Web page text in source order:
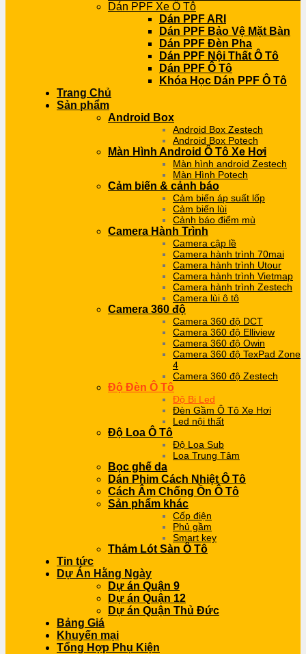
Dán PPF Xe Ô Tô
Dán PPF ARI
Dán PPF Bảo Vệ Mặt Bàn
Dán PPF Đèn Pha
Dán PPF Nội Thất Ô Tô
Dán PPF Ô Tô
Khóa Học Dán PPF Ô Tô
Trang Chủ
Sản phẩm
Android Box
Android Box Zestech
Android Box Potech
Màn Hình Android Ô Tô Xe Hơi
Màn hình android Zestech
Màn Hình Potech
Cảm biến & cảnh báo
Cảm biến áp suất lốp
Cảm biến lùi
Cảnh báo điểm mù
Camera Hành Trình
Camera cập lề
Camera hành trình 70mai
Camera hành trình Utour
Camera hành trình Vietmap
Camera hành trình Zestech
Camera lùi ô tô
Camera 360 độ
Camera 360 độ DCT
Camera 360 độ Elliview
Camera 360 độ Owin
Camera 360 độ TexPad Zone
4
Camera 360 độ Zestech
Độ Đèn Ô Tô
Độ Bi Led
Đèn Gầm Ô Tô Xe Hơi
Led nội thất
Độ Loa Ô Tô
Độ Loa Sub
Loa Trung Tâm
Bọc ghế da
Dán Phim Cách Nhiệt Ô Tô
Cách Âm Chống Ồn Ô Tô
Sản phẩm khác
Cốp điện
Phủ gầm
Smart key
Thảm Lót Sàn Ô Tô
Tin tức
Dự Án Hằng Ngày
Dự án Quận 9
Dự án Quận 12
Dự án Quận Thủ Đức
Bảng Giá
Khuyến mại
Tổng Hợp Phụ Kiện